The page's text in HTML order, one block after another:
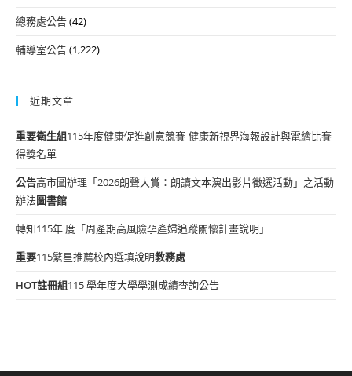
總務處公告(42)
輔導室公告(1,222)
近期文章
重要衛生組115年度健康促進創意競賽-健康新視界海報設計與電繪比賽
得獎名單
公告高市圖辦理「2026朗聲大賞：朗讀文本演出影片徵選活動」之活動
辦法圖書館
轉知115年 度「周產期高風險孕產婦追蹤關懷計畫說明」
重要115繁星推薦校內選填說明教務處
HOT註冊組115 學年度大學學測成績查詢公告